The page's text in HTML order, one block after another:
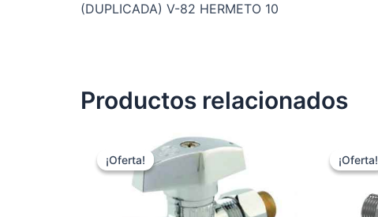
(DUPLICADA) V-82 HERMETO 10
Productos relacionados
¡Oferta!
¡Oferta! ¡Oferta!
¡Oferta!